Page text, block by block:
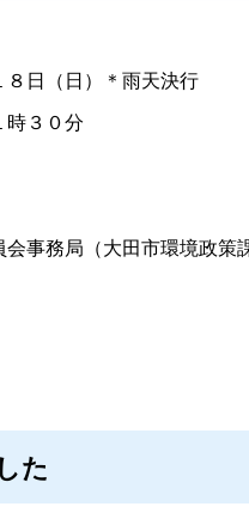
日（日）＊雨天決行
３０分
事務局（大田市環境政策
た